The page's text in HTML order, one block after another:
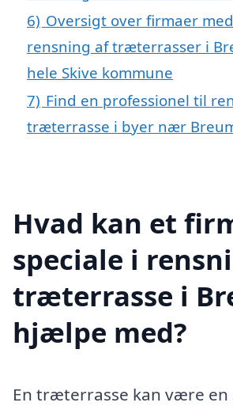
6) Oversigt over firmaer
rensning af træterrasser i
hele Skive kommune
7) Find en professionel til
træterrasse i byer nær
Hvad kan et
speciale i
træterrasse i
hjælpe med?
En træterrasse kan være en